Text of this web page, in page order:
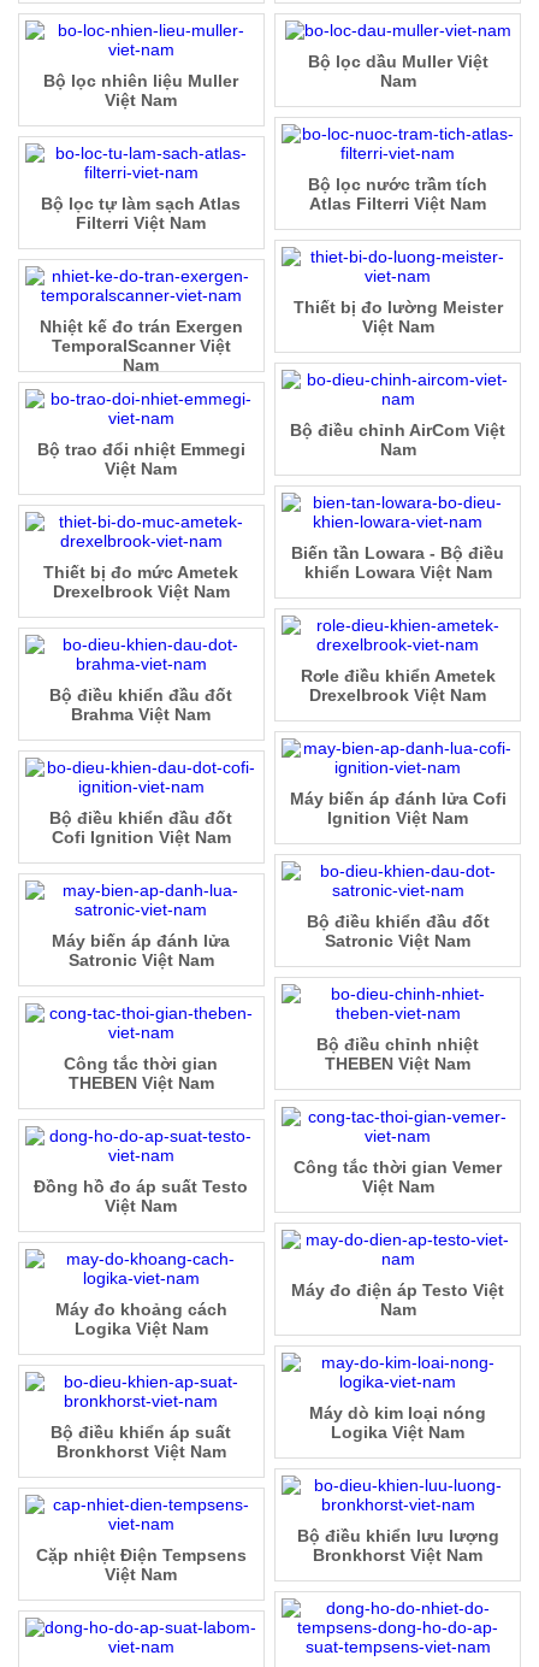
Bộ lọc dầu Muller Việt
Nam
Bộ lọc nhiên liệu Muller
Việt Nam
Bộ lọc nước trầm tích
Atlas Filterri Việt Nam
Bộ lọc tự làm sạch Atlas
Filterri Việt Nam
Thiết bị đo lường Meister
Việt Nam
Nhiệt kế đo trán Exergen
TemporalScanner Việt
Nam
Bộ điều chỉnh AirCom Việt
Nam
Bộ trao đổi nhiệt Emmegi
Việt Nam
Biến tần Lowara - Bộ điều
khiển Lowara Việt Nam
Thiết bị đo mức Ametek
Drexelbrook Việt Nam
Rơle điều khiển Ametek
Drexelbrook Việt Nam
Bộ điều khiển đầu đốt
Brahma Việt Nam
Máy biến áp đánh lửa Cofi
Ignition Việt Nam
Bộ điều khiển đầu đốt
Cofi Ignition Việt Nam
Bộ điều khiển đầu đốt
Satronic Việt Nam
Máy biến áp đánh lửa
Satronic Việt Nam
Bộ điều chỉnh nhiệt
THEBEN Việt Nam
Công tắc thời gian
THEBEN Việt Nam
Công tắc thời gian Vemer
Việt Nam
Đồng hồ đo áp suất Testo
Việt Nam
Máy đo điện áp Testo Việt
Nam
Máy đo khoảng cách
Logika Việt Nam
Máy dò kim loại nóng
Logika Việt Nam
Bộ điều khiển áp suất
Bronkhorst Việt Nam
Bộ điều khiển lưu lượng
Bronkhorst Việt Nam
Cặp nhiệt Điện Tempsens
Việt Nam